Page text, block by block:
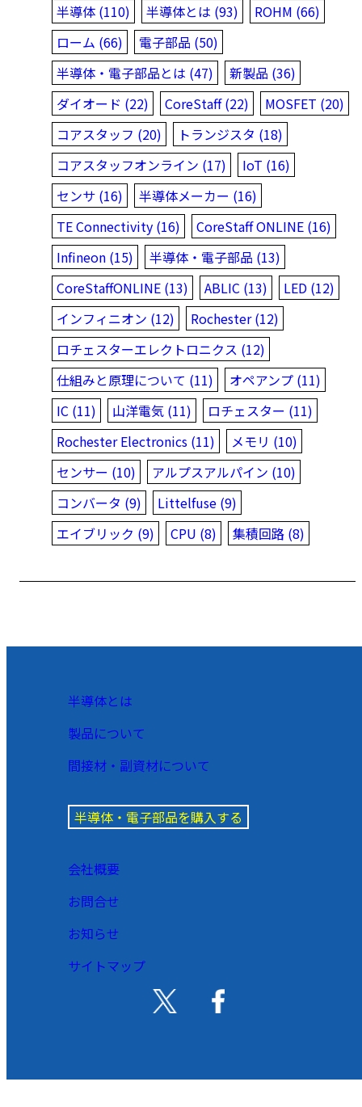
半導体 (110) 半導体とは (93)
ROHM (66)
ローム (66)
電子部品 (50)
半導体・電子部品とは (47)
新製品 (36)
ダイオード (22)
CoreStaff (22)
MOSFET (20)
コアスタッフ (20)
トランジスタ (18)
コアスタッフオンライン (17)
IoT (16)
センサ (16)
半導体メーカー (16)
TE Connectivity (16)
CoreStaff ONLINE (16)
Infineon (15)
半導体・電子部品 (13)
CoreStaffONLINE (13)
ABLIC (13)
LED (12)
インフィニオン (12)
Rochester (12)
ロチェスターエレクトロニクス (12)
仕組みと原理について (11)
オペアンプ (11)
IC (11)
山洋電気 (11)
ロチェスター (11)
Rochester Electronics (11)
メモリ (10)
センサー (10)
アルプスアルパイン (10)
コンバータ (9)
Littelfuse (9)
エイブリック (9)
CPU (8) 集積回路 (8)
半導体とは
製品について
間接材・副資材について
半導体・電子部品を購入する
会社概要
お問合せ
お知らせ
サイトマップ